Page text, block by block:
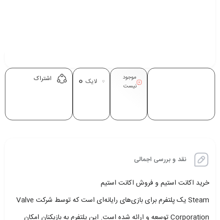
موجود
نیست
لایک 0 اشتراک
نقد و بررسی اجمالی
خرید اکانت استیم و فروش اکانت استیم
Steam یک پلتفرم برای بازی‌های رایانه‌ای است که توسط شرکت Valve
Corporation توسعه و ارائه شده است. این پلتفرم به بازیکنان امکان